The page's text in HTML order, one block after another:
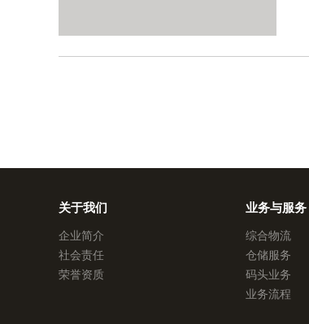
关于我们
企业简介
社会责任
荣誉资质
业务与服务
综合物流
仓储服务
码头业务
业务流程